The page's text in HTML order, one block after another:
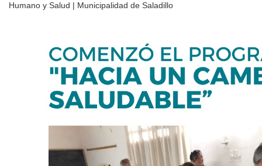
Humano y Salud | Municipalidad de Saladillo